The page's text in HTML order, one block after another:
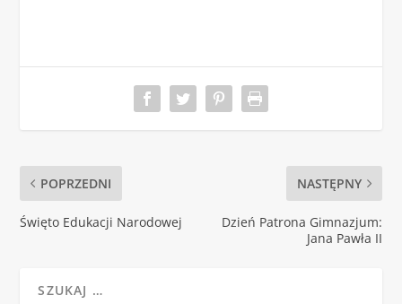
POPRZEDNI
Święto Edukacji Narodowej
NASTĘPNY
Dzień Patrona Gimnazjum:
Jana Pawła II